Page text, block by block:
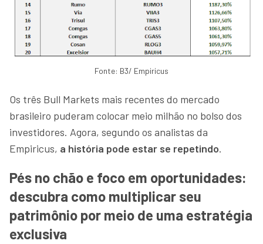
Fonte: B3/ Empiricus
Os três Bull Markets mais recentes do mercado
brasileiro puderam colocar meio milhão no bolso dos
investidores. Agora, segundo os analistas da
Empiricus, a história pode estar se repetindo.
Pés no chão e foco em oportunidades:
descubra como multiplicar seu
patrimônio por meio de uma estratégia
exclusiva